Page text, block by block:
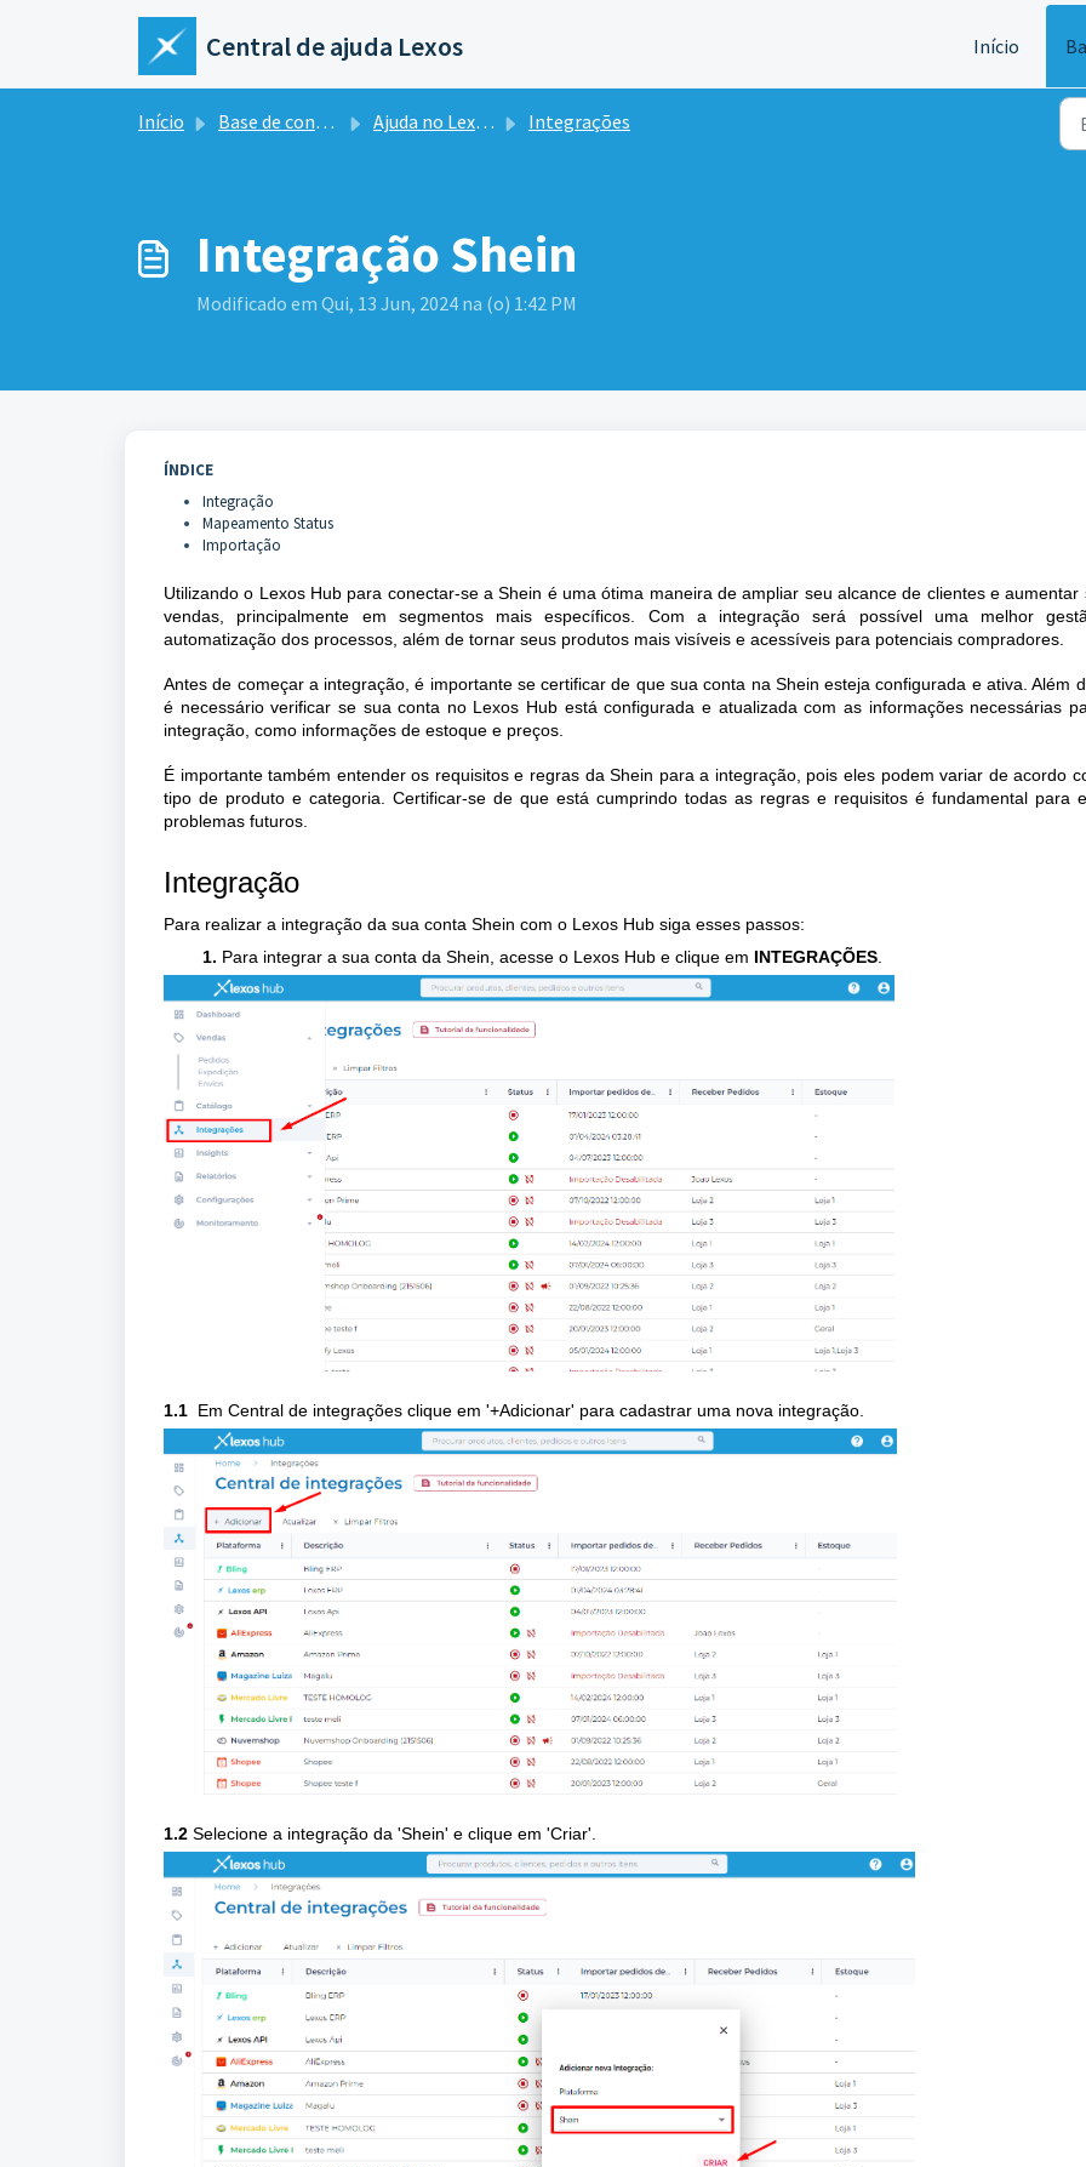
Ir para o conteúdo principal
Central de ajuda Lexos Início
Início Base de conhecimento Ajuda no Lexos Hub Integrações
Integração Shein
Modificado em Qui, 13 Jun, 2024 na (o) 1:42 PM
ÍNDICE
Integração
Mapeamento Status
Importação
Utilizando o Lexos Hub para conectar-se a Shein é uma ótima maneira de ampliar seu alcance de clientes e aumentar
vendas, principalmente em segmentos mais específicos. Com a integração será possível uma melhor
automatização dos processos, além de tornar seus produtos mais visíveis e acessíveis para potenciais compradores.
Antes de começar a integração, é importante se certificar de que sua conta na Shein esteja configurada e ativa. Além
é necessário verificar se sua conta no Lexos Hub está configurada e atualizada com as informações necessárias
integração, como informações de estoque e preços.
É importante também entender os requisitos e regras da Shein para a integração, pois eles podem variar de acordo
tipo de produto e categoria. Certificar-se de que está cumprindo todas as regras e requisitos é fundamental para
problemas futuros.
Integração
Para realizar a integração da sua conta Shein com o Lexos Hub siga esses passos:
Para integrar a sua conta da Shein, acesse o Lexos Hub e clique em INTEGRAÇÕES
1.1 Em Central de integrações clique em '+Adicionar' para cadastrar uma nova integração.
1.2 Selecione a integração da 'Shein' e clique em 'Criar'.